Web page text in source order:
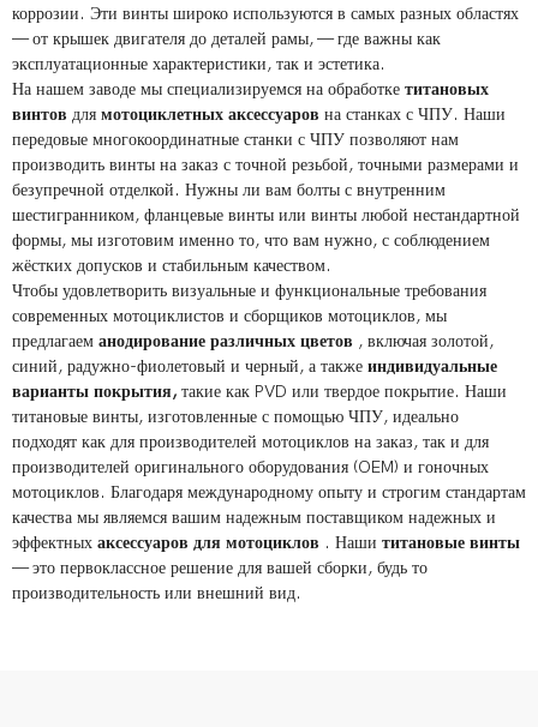
коррозии. Эти винты широко используются в самых разных областях
— от крышек двигателя до деталей рамы, — где важны как
эксплуатационные характеристики, так и эстетика.
На нашем заводе мы специализируемся на обработке титановых
винтов для мотоциклетных аксессуаров на станках с ЧПУ. Наши
передовые многокоординатные станки с ЧПУ позволяют нам
производить винты на заказ с точной резьбой, точными размерами и
безупречной отделкой. Нужны ли вам болты с внутренним
шестигранником, фланцевые винты или винты любой нестандартной
формы, мы изготовим именно то, что вам нужно, с соблюдением
жёстких допусков и стабильным качеством.
Чтобы удовлетворить визуальные и функциональные требования
современных мотоциклистов и сборщиков мотоциклов, мы
предлагаем анодирование различных цветов , включая золотой,
синий, радужно-фиолетовый и черный, а также индивидуальные
варианты покрытия, такие как PVD или твердое покрытие. Наши
титановые винты, изготовленные с помощью ЧПУ, идеально
подходят как для производителей мотоциклов на заказ, так и для
производителей оригинального оборудования (OEM) и гоночных
мотоциклов. Благодаря международному опыту и строгим стандартам
качества мы являемся вашим надежным поставщиком надежных и
эффектных аксессуаров для мотоциклов . Наши титановые винты
— это первоклассное решение для вашей сборки, будь то
производительность или внешний вид.